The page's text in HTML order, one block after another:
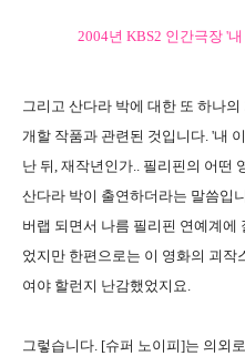
2004년 KBS2 인간극장 '
그리고 산다라 박에 대한 또 하나
개할 작품과 관련된 것입니다. '내
난 뒤, 재작년인가.. 필리핀의 어떤
산다라 박이 출연하더라는 말씀입
버랩 되면서 나름 필리핀 연예계에
었지만 한편으로는 이 영화의 괴작
여야 할런지 난감했었지요.
그렇습니다. [슈퍼 노이피]는 의외